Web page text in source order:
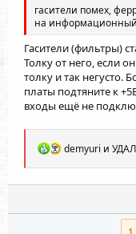
гасители помех,
на
Гасители (фильтры)
Толку от него, если
толку и так негусто.
платы подтяните к
входы ещё не
Р
а
к
и
demyuri и